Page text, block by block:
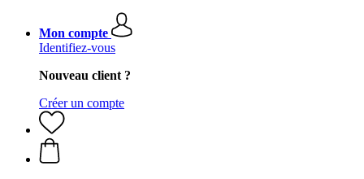
Mon compte
Identifiez-vous
Nouveau client ?
Créer un compte